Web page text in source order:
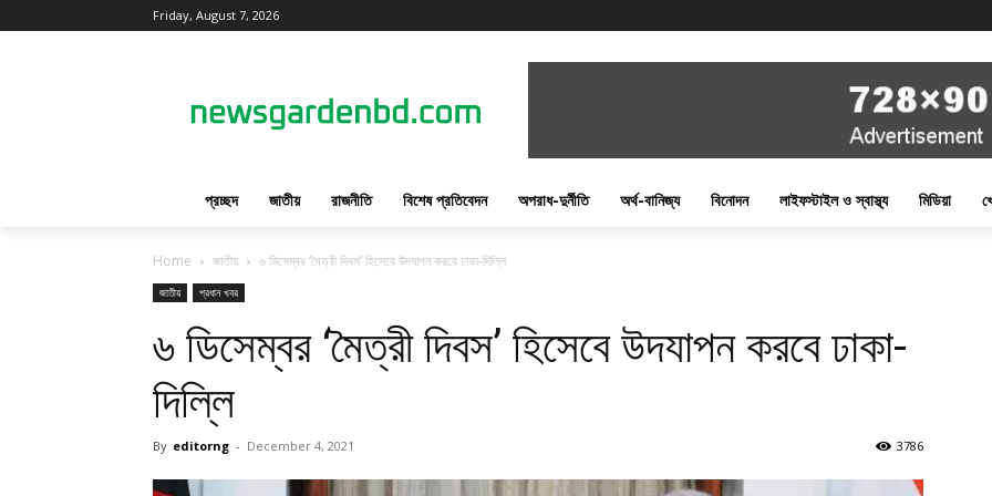
Friday, August 7, 2026
প্রচ্ছদ জাতীয় রাজনীতি বিশেষ প্রতিবেদন অপরাধ-দুর্নীতি অর্থ-বানিজ্য বিনোদন লাইফস্টাইল ও স্বাস্থ্য মিডিয়া
Home জাতীয় ৬ ডিসেম্বর ‘মৈত্রী দিবস’ হিসেবে উদযাপন করবে ঢাকা-দিল্লি
জাতীয় প্রধান খবর
৬ ডিসেম্বর ‘মৈত্রী দিবস’ হিসেবে উদযাপন করবে ঢাকা-
দিল্লি
By editorng - December 4, 2021 3786